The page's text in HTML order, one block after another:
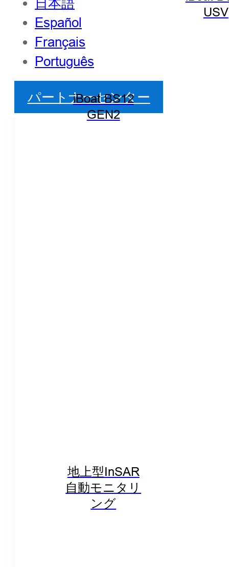
iBoat BS12
GEN2
USV
地上型InSAR
自動モニタリ
ング
Español
Français
Português
パートナーセンター